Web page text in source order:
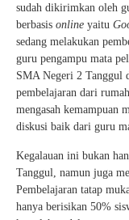
sudah dikirimkan oleh
berbasis online yaitu
sedang melakukan
guru pengampu mata
SMA Negeri 2 Tanggul
pembelajaran dari
mengasah kemampuan
diskusi baik dari guru
Kegalauan ini bukan
Tanggul, namun juga
Pembelajaran tatap
hanya berisikan 50%